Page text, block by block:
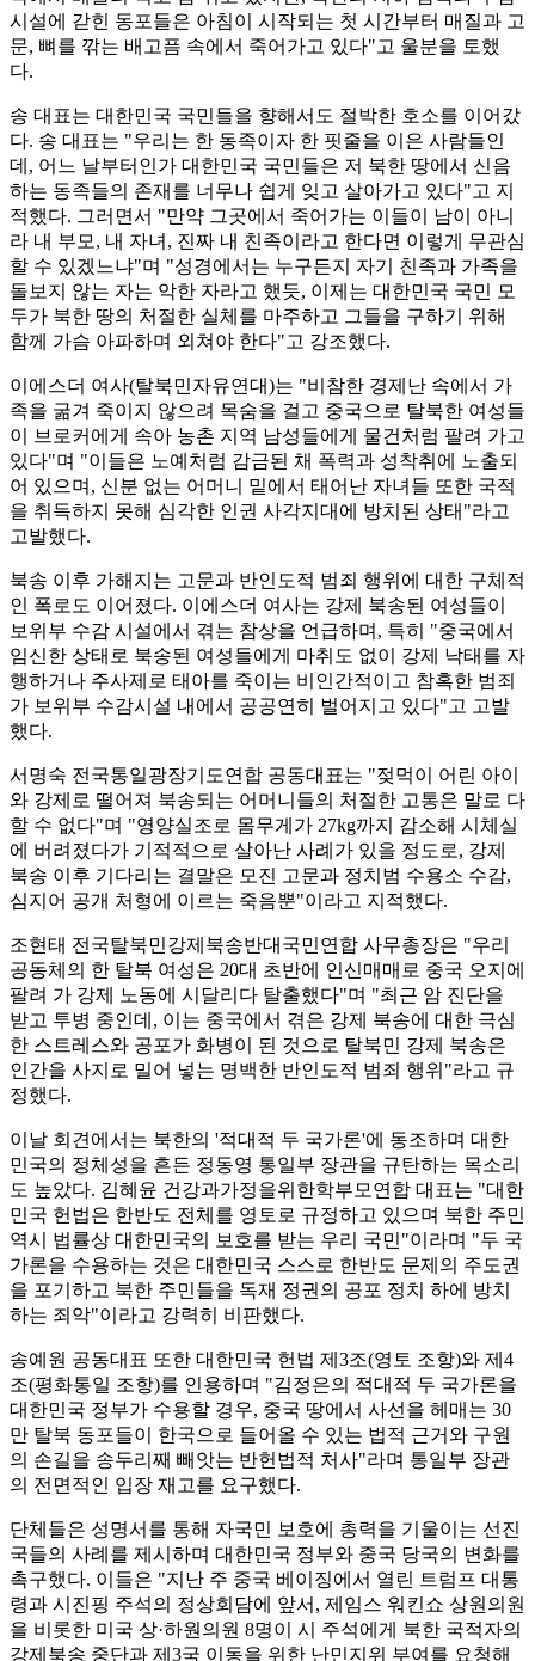
시설에 갇힌 동포들은 아침이 시작되는 첫 시간부터 매질과 고
문, 뼈를 깎는 배고픔 속에서 죽어가고 있다"고 울분을 토했
다.
송 대표는 대한민국 국민들을 향해서도 절박한 호소를 이어갔
다. 송 대표는 "우리는 한 동족이자 한 핏줄을 이은 사람들인
데, 어느 날부터인가 대한민국 국민들은 저 북한 땅에서 신음
하는 동족들의 존재를 너무나 쉽게 잊고 살아가고 있다"고 지
적했다. 그러면서 "만약 그곳에서 죽어가는 이들이 남이 아니
라 내 부모, 내 자녀, 진짜 내 친족이라고 한다면 이렇게 무관심
할 수 있겠느냐"며 "성경에서는 누구든지 자기 친족과 가족을
돌보지 않는 자는 악한 자라고 했듯, 이제는 대한민국 국민 모
두가 북한 땅의 처절한 실체를 마주하고 그들을 구하기 위해
함께 가슴 아파하며 외쳐야 한다"고 강조했다.
이에스더 여사(탈북민자유연대)는 "비참한 경제난 속에서 가
족을 굶겨 죽이지 않으려 목숨을 걸고 중국으로 탈북한 여성들
이 브로커에게 속아 농촌 지역 남성들에게 물건처럼 팔려 가고
있다"며 "이들은 노예처럼 감금된 채 폭력과 성착취에 노출되
어 있으며, 신분 없는 어머니 밑에서 태어난 자녀들 또한 국적
을 취득하지 못해 심각한 인권 사각지대에 방치된 상태"라고
고발했다.
북송 이후 가해지는 고문과 반인도적 범죄 행위에 대한 구체적
인 폭로도 이어졌다. 이에스더 여사는 강제 북송된 여성들이
보위부 수감 시설에서 겪는 참상을 언급하며, 특히 "중국에서
임신한 상태로 북송된 여성들에게 마취도 없이 강제 낙태를 자
행하거나 주사제로 태아를 죽이는 비인간적이고 참혹한 범죄
가 보위부 수감시설 내에서 공공연히 벌어지고 있다"고 고발
했다.
서명숙 전국통일광장기도연합 공동대표는 "젖먹이 어린 아이
와 강제로 떨어져 북송되는 어머니들의 처절한 고통은 말로 다
할 수 없다"며 "영양실조로 몸무게가 27kg까지 감소해 시체실
에 버려졌다가 기적적으로 살아난 사례가 있을 정도로, 강제
북송 이후 기다리는 결말은 모진 고문과 정치범 수용소 수감,
심지어 공개 처형에 이르는 죽음뿐"이라고 지적했다.
조현태 전국탈북민강제북송반대국민연합 사무총장은 "우리
공동체의 한 탈북 여성은 20대 초반에 인신매매로 중국 오지에
팔려 가 강제 노동에 시달리다 탈출했다"며 "최근 암 진단을
받고 투병 중인데, 이는 중국에서 겪은 강제 북송에 대한 극심
한 스트레스와 공포가 화병이 된 것으로 탈북민 강제 북송은
인간을 사지로 밀어 넣는 명백한 반인도적 범죄 행위"라고 규
정했다.
이날 회견에서는 북한의 '적대적 두 국가론'에 동조하며 대한
민국의 정체성을 흔든 정동영 통일부 장관을 규탄하는 목소리
도 높았다. 김혜윤 건강과가정을위한학부모연합 대표는 "대한
민국 헌법은 한반도 전체를 영토로 규정하고 있으며 북한 주민
역시 법률상 대한민국의 보호를 받는 우리 국민"이라며 "두 국
가론을 수용하는 것은 대한민국 스스로 한반도 문제의 주도권
을 포기하고 북한 주민들을 독재 정권의 공포 정치 하에 방치
하는 죄악"이라고 강력히 비판했다.
송예원 공동대표 또한 대한민국 헌법 제3조(영토 조항)와 제4
조(평화통일 조항)를 인용하며 "김정은의 적대적 두 국가론을
대한민국 정부가 수용할 경우, 중국 땅에서 사선을 헤매는 30
만 탈북 동포들이 한국으로 들어올 수 있는 법적 근거와 구원
의 손길을 송두리째 빼앗는 반헌법적 처사"라며 통일부 장관
의 전면적인 입장 재고를 요구했다.
단체들은 성명서를 통해 자국민 보호에 총력을 기울이는 선진
국들의 사례를 제시하며 대한민국 정부와 중국 당국의 변화를
촉구했다. 이들은 "지난 주 중국 베이징에서 열린 트럼프 대통
령과 시진핑 주석의 정상회담에 앞서, 제임스 워킨쇼 상원의원
을 비롯한 미국 상·하원의원 8명이 시 주석에게 북한 국적자의
강제북송 중단과 제3국 이동을 위한 난민지위 부여를 요청해